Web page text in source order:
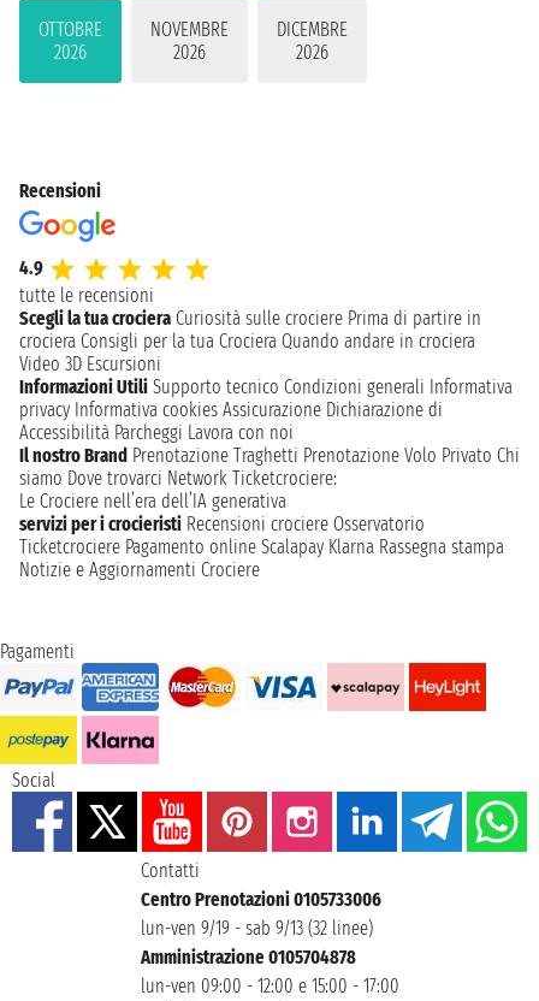
OTTOBRE
2026
NOVEMBRE
2026
DICEMBRE
2026
Recensioni
4.9
tutte le recensioni
Scegli la tua crociera Curiosità sulle crociere Prima di partire in
crociera Consigli per la tua Crociera Quando andare in crociera
Video 3D Escursioni
Informazioni Utili Supporto tecnico Condizioni generali Informativa
privacy Informativa cookies Assicurazione Dichiarazione di
Accessibilità Parcheggi Lavora con noi
Il nostro Brand Prenotazione Traghetti Prenotazione Volo Privato Chi
siamo Dove trovarci Network Ticketcrociere:
Le Crociere nell’era dell’IA generativa
servizi per i crocieristi Recensioni crociere Osservatorio
Ticketcrociere Pagamento online Scalapay Klarna Rassegna stampa
Notizie e Aggiornamenti Crociere
Pagamenti
Social
Contatti
Centro Prenotazioni 0105733006
lun-ven 9/19 - sab 9/13 (32 linee)
Amministrazione 0105704878
lun-ven 09:00 - 12:00 e 15:00 - 17:00